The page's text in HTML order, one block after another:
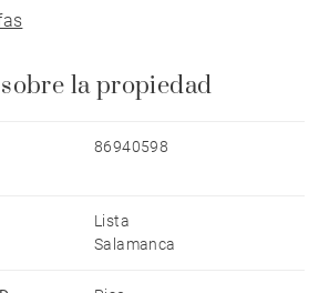
naturales y que la luz y la
de techos y la calidad de los
haciendo de este ático una
diferencial en el mercado
la propiedad
86940598
Lista
Salamanca